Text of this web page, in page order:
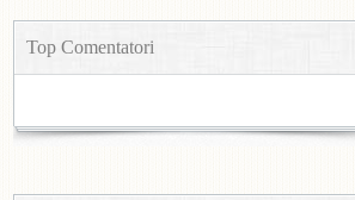
Top Comentatori